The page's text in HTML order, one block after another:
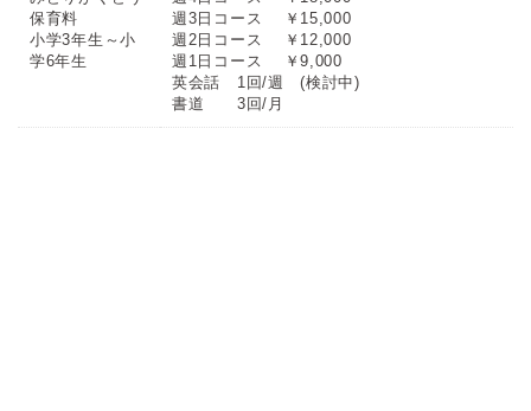
保育料
小学3年生～小
学6年生
週3日コース ￥15,000
週2日コース ￥12,000
週1日コース ￥9,000
英会話 1回/週 (検討中)
書道 3回/月